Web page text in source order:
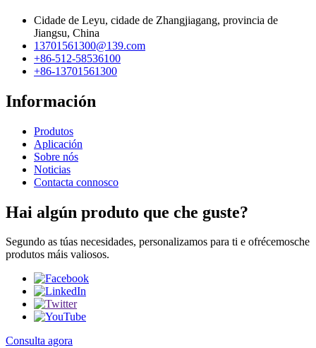
Cidade de Leyu, cidade de Zhangjiagang, provincia de
Jiangsu, China
13701561300@139.com
+86-512-58536100
+86-13701561300
Información
Produtos
Aplicación
Sobre nós
Noticias
Contacta connosco
Hai algún produto que che guste?
Segundo as túas necesidades, personalizamos para ti e ofrécemosche
produtos máis valiosos.
Consulta agora